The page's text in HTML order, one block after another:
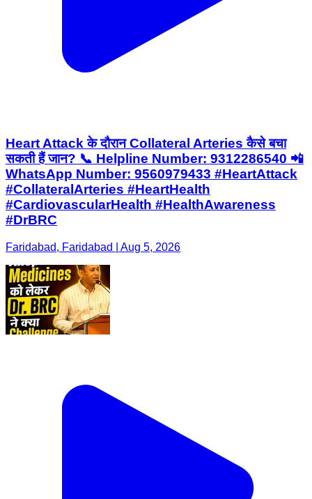
Heart Attack के दौरान Collateral Arteries कैसे बचा
सकती हैं जान? 📞 Helpline Number: 9312286540 📲
WhatsApp Number: 9560979433 #HeartAttack
#CollateralArteries #HeartHealth
#CardiovascularHealth #HealthAwareness
#DrBRC
Faridabad, Faridabad | Aug 5, 2026